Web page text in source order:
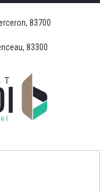
Clemenceau, 83300
BERNARDI
wp-
Saint-Raphaël,
RAPHAEL"
83700
83300